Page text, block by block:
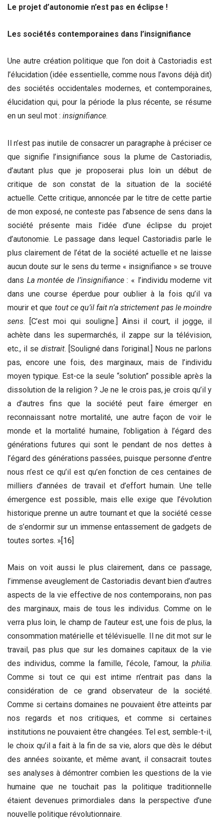
Le projet d’autonomie n’est pas en éclipse !
Les sociétés contemporaines dans l’insignifiance
Une autre création politique que l’on doit à Castoriadis est
l’élucidation (idée essentielle, comme nous l’avons déjà dit)
des sociétés occidentales modernes, et contemporaines,
élucidation qui, pour la période la plus récente, se résume
en un seul mot : insignifiance.
Il n’est pas inutile de consacrer un paragraphe à préciser ce
que signifie l’insignifiance sous la plume de Castoriadis,
d’autant plus que je proposerai plus loin un début de
critique de son constat de la situation de la société
actuelle. Cette critique, annoncée par le titre de cette partie
de mon exposé, ne conteste pas l’absence de sens dans la
société présente mais l’idée d’une éclipse du projet
d’autonomie. Le passage dans lequel Castoriadis parle le
plus clairement de l’état de la société actuelle et ne laisse
aucun doute sur le sens du terme « insignifiance » se trouve
dans La montée de l’insignifiance: « l’individu moderne vit
dans une course éperdue pour oublier à la fois qu’il va
mourir et que tout ce qu’il fait n’a strictement pas le moindre
sens. [C’est moi qui souligne.] Ainsi il court, il jogge, il
achète dans les supermarchés, il zappe sur la télévision,
etc., il se distrait. [Souligné dans l’original.] Nous ne parlons
pas, encore une fois, des marginaux, mais de l’individu
moyen typique. Est-ce la seule “solution” possible après la
dissolution de la religion ? Je ne le crois pas, je crois qu’il y
a d’autres fins que la société peut faire émerger en
reconnaissant notre mortalité, une autre façon de voir le
monde et la mortalité humaine, l’obligation à l’égard des
générations futures qui sont le pendant de nos dettes à
l’égard des générations passées, puisque personne d’entre
nous n’est ce qu’il est qu’en fonction de ces centaines de
milliers d’années de travail et d’effort humain. Une telle
émergence est possible, mais elle exige que l’évolution
historique prenne un autre tournant et que la société cesse
de s’endormir sur un immense entassement de gadgets de
toutes sortes. »[16]
Mais on voit aussi le plus clairement, dans ce passage,
l’immense aveuglement de Castoriadis devant bien d’autres
aspects de la vie effective de nos contemporains, non pas
des marginaux, mais de tous les individus. Comme on le
verra plus loin, le champ de l’auteur est, une fois de plus, la
consommation matérielle et télévisuelle. Il ne dit mot sur le
travail, pas plus que sur les domaines capitaux de la vie
des individus, comme la famille, l’école, l’amour, la philia.
Comme si tout ce qui est intime n’entrait pas dans la
considération de ce grand observateur de la société.
Comme si certains domaines ne pouvaient être atteints par
nos regards et nos critiques, et comme si certaines
institutions ne pouvaient être changées. Tel est, semble-t-il,
le choix qu’il a fait à la fin de sa vie, alors que dès le début
des années soixante, et même avant, il consacrait toutes
ses analyses à démontrer combien les questions de la vie
humaine que ne touchait pas la politique traditionnelle
étaient devenues primordiales dans la perspective d’une
nouvelle politique révolutionnaire.